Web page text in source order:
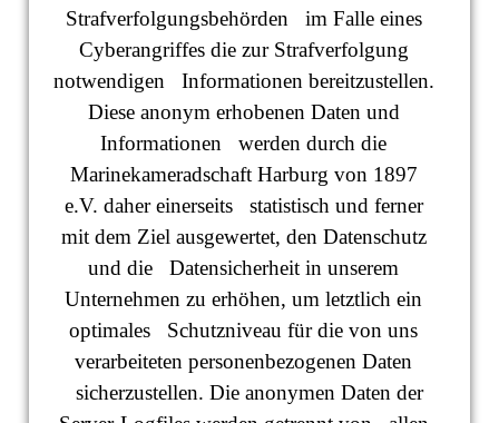
Strafverfolgungsbehörden im Falle eines
Cyberangriffes die zur Strafverfolgung
notwendigen Informationen bereitzustellen.
Diese anonym erhobenen Daten und
Informationen werden durch die
Marinekameradschaft Harburg von 1897
e.V. daher einerseits statistisch und ferner
mit dem Ziel ausgewertet, den Datenschutz
und die Datensicherheit in unserem
Unternehmen zu erhöhen, um letztlich ein
optimales Schutzniveau für die von uns
verarbeiteten personenbezogenen Daten
sicherzustellen. Die anonymen Daten der